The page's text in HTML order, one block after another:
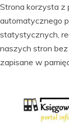
Strona korzysta z
automatycznego
statystycznych,
naszych stron
zapisane w